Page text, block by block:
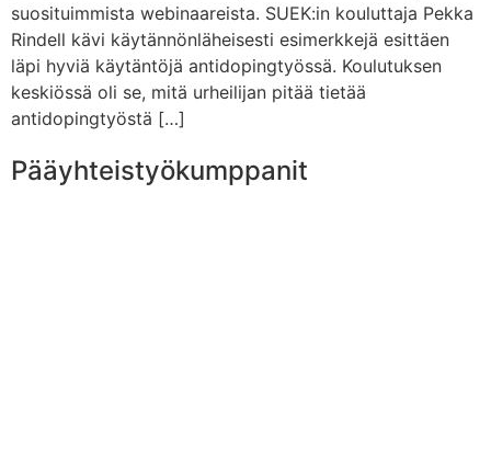
suosituimmista webinaareista. SUEK:in kouluttaja Pekka
Rindell kävi käytännönläheisesti esimerkkejä esittäen
läpi hyviä käytäntöjä antidopingtyössä. Koulutuksen
keskiössä oli se, mitä urheilijan pitää tietää
antidopingtyöstä […]
Pääyhteistyökumppanit